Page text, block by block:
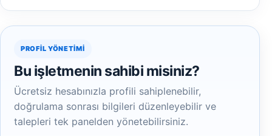
PROFIL YÖNETIMI
Bu işletmenin sahibi misiniz?
Ücretsiz hesabınızla profili sahiplenebilir,
doğrulama sonrası bilgileri düzenleyebilir ve
talepleri tek panelden yönetebilirsiniz.